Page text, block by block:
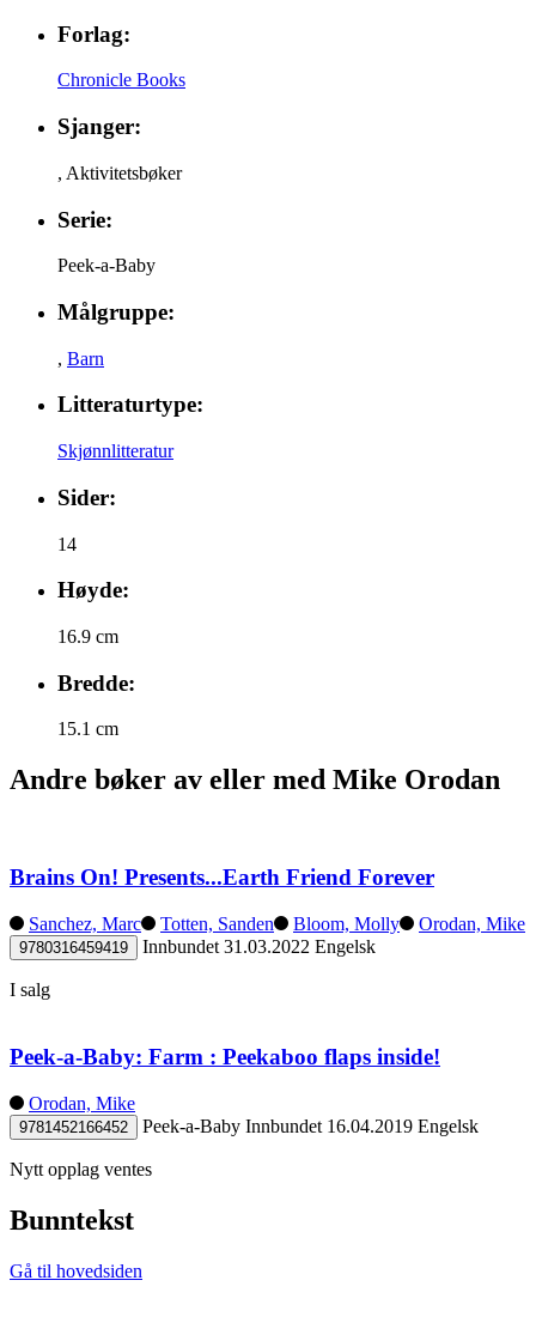
Forlag:
Chronicle Books
Sjanger:
, Aktivitetsbøker
Serie:
Peek-a-Baby
Målgruppe:
, Barn
Litteraturtype:
Skjønnlitteratur
Sider:
14
Høyde:
16.9 cm
Bredde:
15.1 cm
Andre bøker av eller med Mike Orodan
Brains On! Presents...Earth Friend Forever
Sanchez, Marc Totten, Sanden Bloom, Molly Orodan, Mike
9780316459419 Innbundet 31.03.2022 Engelsk
I salg
Peek-a-Baby: Farm : Peekaboo flaps inside!
Orodan, Mike
9781452166452 Peek-a-Baby Innbundet 16.04.2019 Engelsk
Nytt opplag ventes
Bunntekst
Gå til hovedsiden